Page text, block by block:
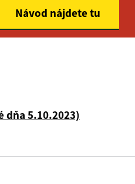
Návod nájdete tu
dňa 5.10.2023)